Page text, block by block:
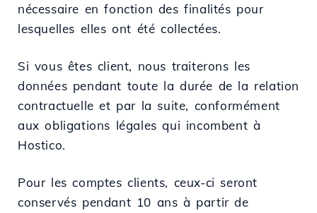
nécessaire en fonction des finalités pour
lesquelles elles ont été collectées.
Si vous êtes client, nous traiterons les
données pendant toute la durée de la relation
contractuelle et par la suite, conformément
aux obligations légales qui incombent à
Hostico.
Pour les comptes clients, ceux-ci seront
conservés pendant 10 ans à partir de